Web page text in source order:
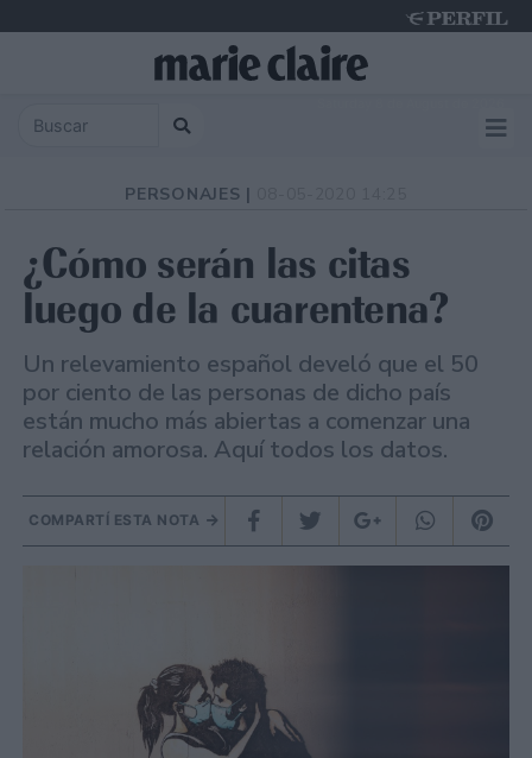
PERSONAJES |
¿Cómo serán las citas
luego de la cuarentena?
Un relevamiento español develó que el 50
por ciento de las personas de dicho país
están mucho más abiertas a comenzar una
relación amorosa. Aquí todos los datos.
COMPARTÍ ESTA NOTA